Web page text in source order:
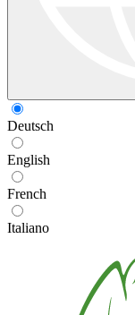
Deutsch
English
French
Italiano